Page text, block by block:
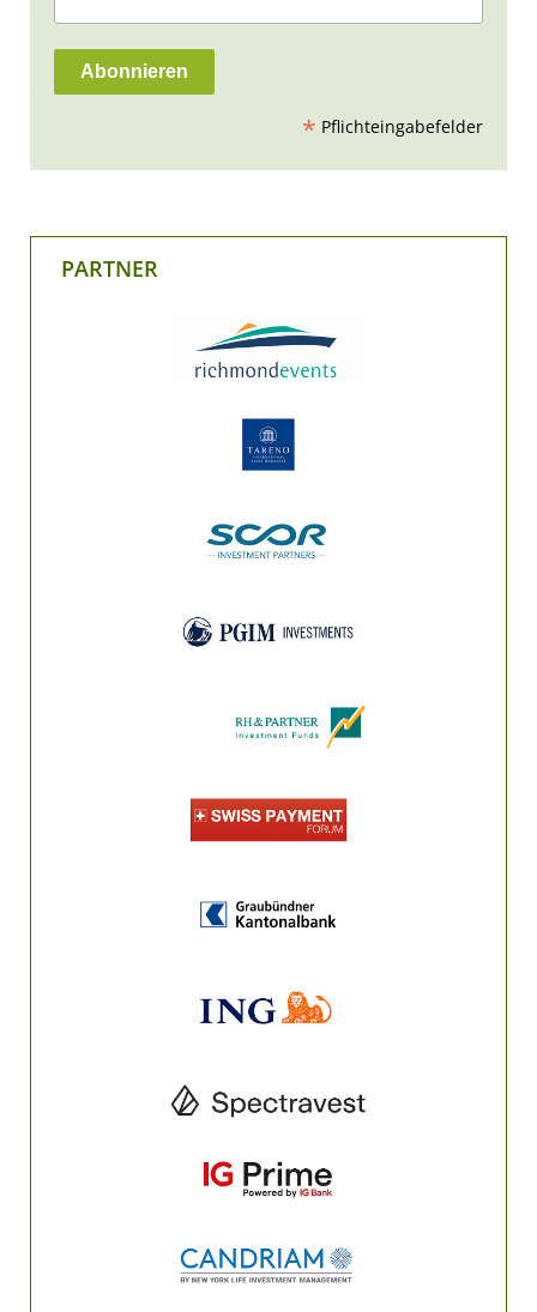
* Pflichteingabefelder
PARTNER